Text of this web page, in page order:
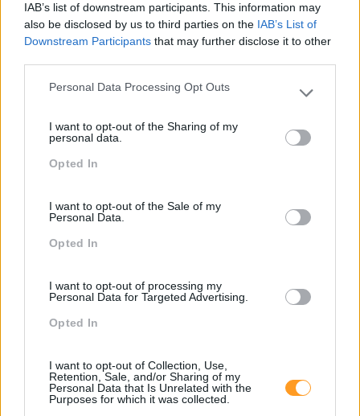
IAB’s list of downstream participants. This information may
also be disclosed by us to third parties on the IAB’s List of
Downstream Participants that may further disclose it to other
Please note that this website/app uses one or more Google
not limited to your visit or usage behaviour. You may click to
grant or deny consent to Google and its third-party tags to
use your data for below specified purposes in below Google
Personal Data Processing Opt Outs
I want to opt-out of the Sharing of my
personal data.
Opted In
I want to opt-out of the Sale of my
Personal Data.
Opted In
I want to opt-out of processing my
Personal Data for Targeted Advertising.
Opted In
I want to opt-out of Collection, Use,
Retention, Sale, and/or Sharing of my
Personal Data that Is Unrelated with the
Purposes for which it was collected.
Novas Ferramentas De
Trabalho Na Investigação:
Entre A Velocidade E O
Essencial Humano
Energia Para O Regresso
Aprendizagem
Artigo De Opinião